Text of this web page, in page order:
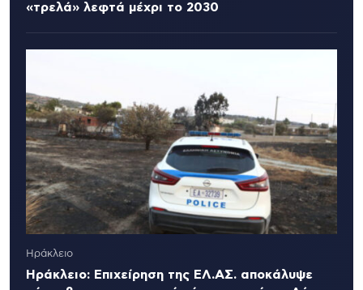
«τρελά» λεφτά μέχρι το 2030
Ηράκλειο
Ηράκλειο: Επιχείρηση της ΕΛ.ΑΣ. αποκάλυψε